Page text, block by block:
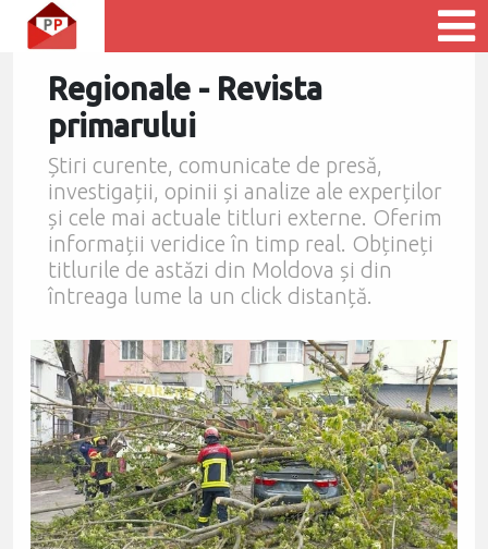
Regionale - Revista
primarului
Știri curente, comunicate de presă,
investigații, opinii și analize ale experților
și cele mai actuale titluri externe. Oferim
informații veridice în timp real. Obțineți
titlurile de astăzi din Moldova și din
întreaga lume la un click distanță.